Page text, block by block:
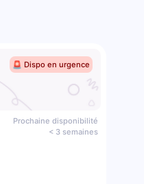
🚨 Dispo en urgence
Prochaine disponibilité
< 3 semaines